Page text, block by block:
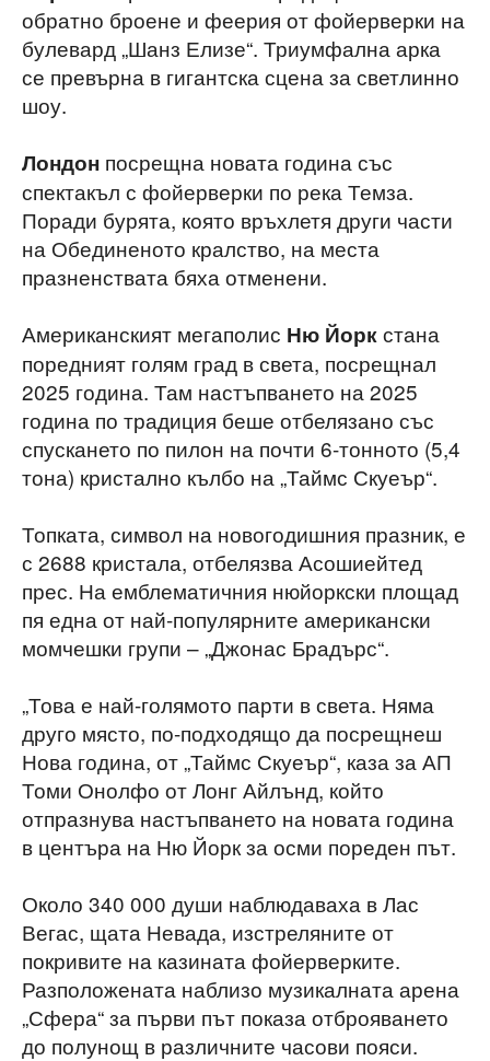
обратно броене и феерия от фойерверки на
булевард „Шанз Елизе“. Триумфална арка
се превърна в гигантска сцена за светлинно
шоу.
Лондон посрещна новата година със
спектакъл с фойерверки по река Темза.
Поради бурята, която връхлетя други части
на Обединеното кралство, на места
празненствата бяха отменени.
Американският мегаполис Ню Йоркстана
поредният голям град в света, посрещнал
2025 година. Там настъпването на 2025
година по традиция беше отбелязано със
спускането по пилон на почти 6-тонното (5,4
тона) кристално кълбо на „Таймс Скуеър“.
Топката, символ на новогодишния празник, е
с 2688 кристала, отбелязва Асошиейтед
прес. На емблематичния нюйоркски площад
пя една от най-популярните американски
момчешки групи – „Джонас Брадърс“.
„Това е най-голямото парти в света. Няма
друго място, по-подходящо да посрещнеш
Нова година, от „Таймс Скуеър“, каза за АП
Томи Онолфо от Лонг Айлънд, който
отпразнува настъпването на новата година
в центъра на Ню Йорк за осми пореден път.
Около 340 000 души наблюдаваха в Лас
Вегас, щата Невада, изстреляните от
покривите на казината фойерверките.
Разположената наблизо музикалната арена
„Сфера“ за първи път показа отброяването
до полунощ в различните часови пояси.